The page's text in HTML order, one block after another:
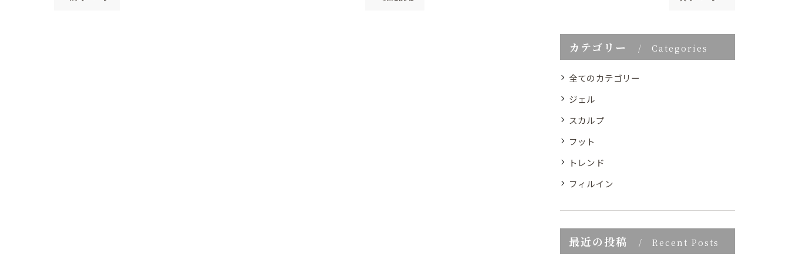
カテゴリー Categories
全てのカテゴリー
ジェル
スカルプ
フット
トレンド
フィルイン
最近の投稿 Recent Posts